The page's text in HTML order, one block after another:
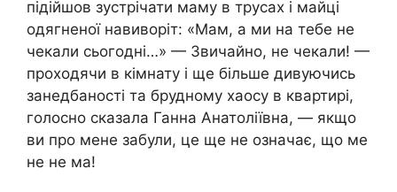
підійшов зустрічати маму в трусах і майці
одягненої навиворіт: «Мам, а ми на тебе не
чекали сьогодні…» — Звичайно, не чекали! —
проходячи в кімнату і ще більше дивуючись
занедбаності та брудному хаосу в квартирі,
голосно сказала Ганна Анатоліївна, — якщо
ви про мене забули, це ще не означає, що ме
не не ма!